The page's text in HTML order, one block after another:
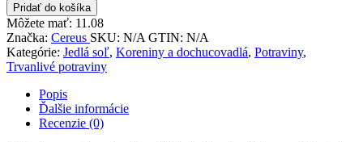
Pridať do košíka
Môžete mať: 11.08
Značka: Cereus SKU: N/A GTIN: N/A
Kategórie: Jedlá soľ, Koreniny a dochucovadlá, Potraviny,
Trvanlivé potraviny
Popis
Ďalšie informácie
Recenzie (0)